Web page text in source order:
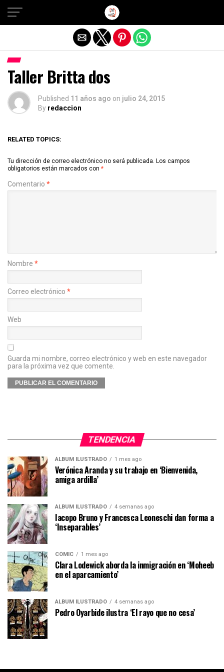
Taller Britta dos
Published 11 años ago on julio 24, 2015
By redaccion
RELATED TOPICS:
Tu dirección de correo electrónico no será publicada. Los campos
obligatorios están marcados con *
Comentario *
Nombre *
Correo electrónico *
Web
Guarda mi nombre, correo electrónico y web en este navegador
para la próxima vez que comente.
TENDENCIA
ÁLBUM ILUSTRADO 1 mes ago
Verónica Aranda y su trabajo en ‘Bienvenida,
amiga ardilla’
ÁLBUM ILUSTRADO 4 semanas ago
Iacopo Bruno y Francesca Leoneschi dan forma a
‘Inseparables’
CÓMIC 1 mes ago
Clara Lodewick aborda la inmigración en ‘Moheeb
en el aparcamiento’
ÁLBUM ILUSTRADO 4 semanas ago
Pedro Oyarbide ilustra ‘El rayo que no cesa’
Salir de la versión móvil